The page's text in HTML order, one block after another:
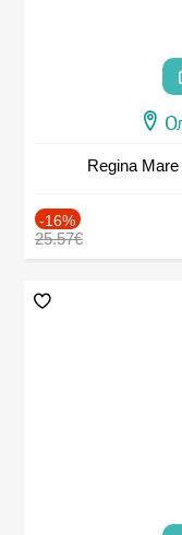
Regina Mare
-16%
25.57€